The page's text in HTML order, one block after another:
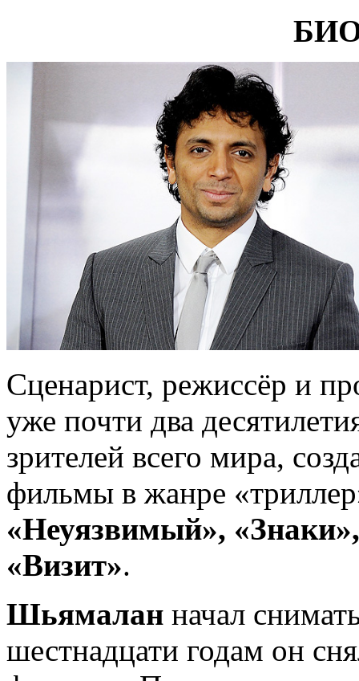
Сценарист, режиссёр и
уже почти два
зрителей всего мира,
фильмы в жанре
«Неуязвимый»,
«Визит».
Шьямалан начал
шестнадцати годам он